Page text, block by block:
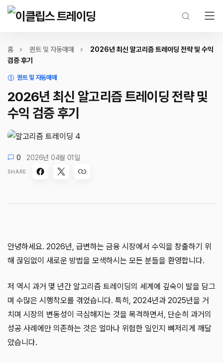
홈 퀀트 및 자동매매
2026년 최신 알고리즘 트레이딩 전략 및 수익
검증 후기
퀀트 및 자동매매
2026년 최신 알고리즘 트레이딩 전략 및
수익 검증 후기
0 2026년 04월 01일
SHARE
안녕하세요. 2026년, 급변하는 금융 시장에서 수익을 창출하기 위
해 끊임없이 새로운 방법을 모색하시는 모든 분들을 환영합니다.
저 역시 과거 몇 년간 알고리즘 트레이딩의 세계에 깊숙이 발을 담그
며 수많은 시행착오를 겪었습니다. 특히, 2024년과 2025년을 거
치며 시장의 변동성이 극심해지는 것을 목격하면서, 단순히 과거의
성공 사례에만 의존하는 것은 얼마나 위험한 일인지 뼈저리게 깨달
았습니다.